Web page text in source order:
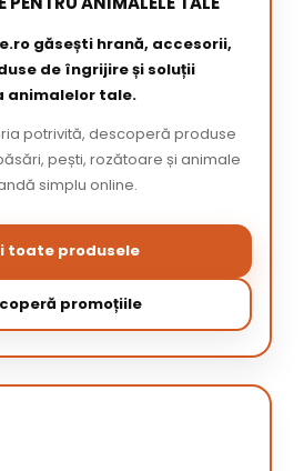
găsești hrană, accesorii,
de îngrijire și soluții
animalelor tale.
potrivită, descoperă produse
pești, rozătoare și animale
simplu online.
toate produsele
promoțiile